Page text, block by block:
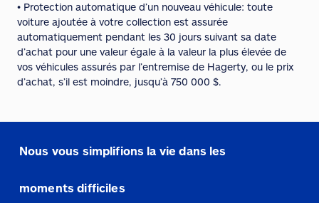
• Protection automatique d’un nouveau véhicule: toute
voiture ajoutée à votre collection est assurée
automatiquement pendant les 30 jours suivant sa date
d’achat pour une valeur égale à la valeur la plus élevée de
vos véhicules assurés par l’entremise de Hagerty, ou le prix
d’achat, s’il est moindre, jusqu’à 750 000 $.
Nous vous simplifions la vie dans les
moments difficiles